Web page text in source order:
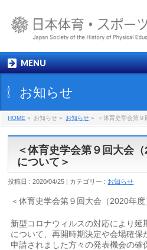
MENU
お知らせ
HOME » お知らせ » お知らせ » ＜体育史学会第
＜体育史学会第９回大会
について＞
投稿日 : 2020/04/25 | カテゴリー : お知らせ
＜体育史学会第９回大会（2020年
新型コロナウィルスの対応により延
について、再開時期決定や会場確保
申請されました方々の発表機会の確